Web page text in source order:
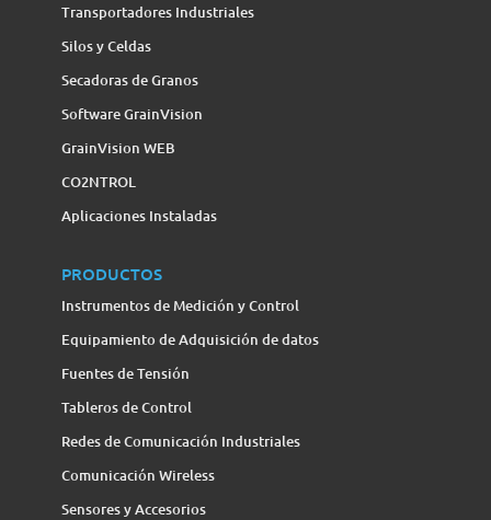
Transportadores Industriales
Silos y Celdas
Secadoras de Granos
Software GrainVision
GrainVision WEB
CO2NTROL
Aplicaciones Instaladas
PRODUCTOS
Instrumentos de Medición y Control
Equipamiento de Adquisición de datos
Fuentes de Tensión
Tableros de Control
Redes de Comunicación Industriales
Comunicación Wireless
Sensores y Accesorios